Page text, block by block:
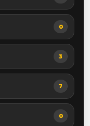
0
3
7
0